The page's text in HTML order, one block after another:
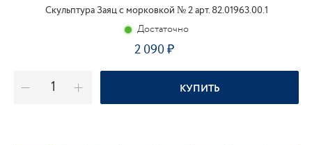
Скульптура Заяц с морковкой № 2 арт. 82.01963.00.1
Достаточно
2 090
КУПИТЬ